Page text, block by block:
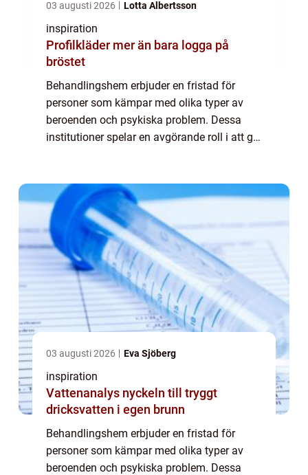
03 augusti 2026 Lotta Albertsson
inspiration
Profilkläder mer än bara logga på
bröstet
Behandlingshem erbjuder en fristad för
personer som kämpar med olika typer av
beroenden och psykiska problem. Dessa
institutioner spelar en avgörande roll i att ge
03 augusti 2026 Eva Sjöberg
inspiration
Vattenanalys nyckeln till tryggt
dricksvatten i egen brunn
Behandlingshem erbjuder en fristad för
personer som kämpar med olika typer av
beroenden och psykiska problem. Dessa